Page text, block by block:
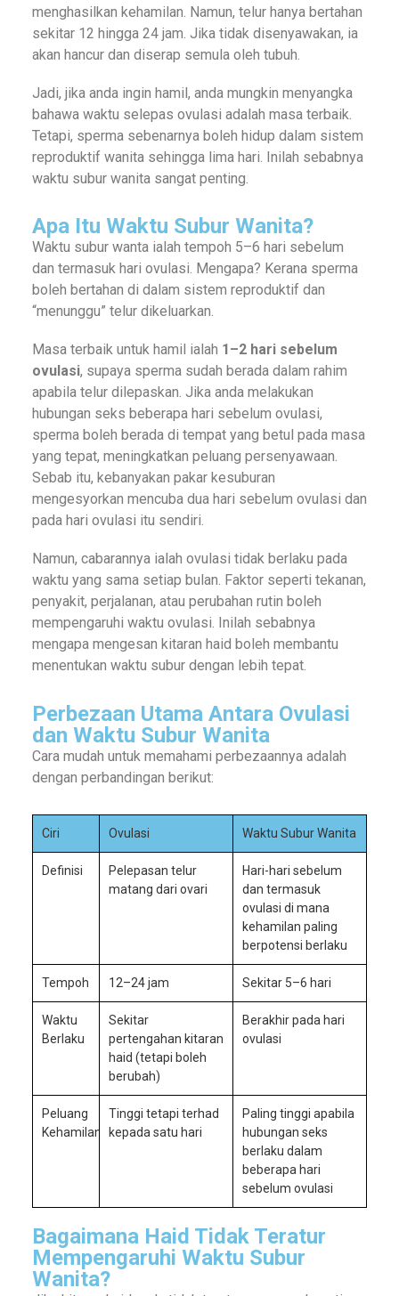
menghasilkan kehamilan. Namun, telur hanya bertahan
sekitar 12 hingga 24 jam. Jika tidak disenyawakan, ia
akan hancur dan diserap semula oleh tubuh.
Jadi, jika anda ingin hamil, anda mungkin menyangka
bahawa waktu selepas ovulasi adalah masa terbaik.
Tetapi, sperma sebenarnya boleh hidup dalam sistem
reproduktif wanita sehingga lima hari. Inilah sebabnya
waktu subur wanita sangat penting.
Apa Itu Waktu Subur Wanita?
Waktu subur wanta ialah tempoh 5–6 hari sebelum
dan termasuk hari ovulasi. Mengapa? Kerana sperma
boleh bertahan di dalam sistem reproduktif dan
“menunggu” telur dikeluarkan.
Masa terbaik untuk hamil ialah 1–2 hari sebelum
ovulasi, supaya sperma sudah berada dalam rahim
apabila telur dilepaskan. Jika anda melakukan
hubungan seks beberapa hari sebelum ovulasi,
sperma boleh berada di tempat yang betul pada masa
yang tepat, meningkatkan peluang persenyawaan.
Sebab itu, kebanyakan pakar kesuburan
mengesyorkan mencuba dua hari sebelum ovulasi dan
pada hari ovulasi itu sendiri.
Namun, cabarannya ialah ovulasi tidak berlaku pada
waktu yang sama setiap bulan. Faktor seperti tekanan,
penyakit, perjalanan, atau perubahan rutin boleh
mempengaruhi waktu ovulasi. Inilah sebabnya
mengapa mengesan kitaran haid boleh membantu
menentukan waktu subur dengan lebih tepat.
Perbezaan Utama Antara Ovulasi
dan Waktu Subur Wanita
Cara mudah untuk memahami perbezaannya adalah
dengan perbandingan berikut:
Ciri Ovulasi Waktu Subur Wanita
Definisi
Pelepasan telur
matang dari ovari
Hari-hari sebelum
dan termasuk
ovulasi di mana
kehamilan paling
berpotensi berlaku
Tempoh 12–24 jam Sekitar 5–6 hari
Waktu
Berlaku
Sekitar
pertengahan kitaran
haid (tetapi boleh
berubah)
Berakhir pada hari
ovulasi
Peluang
Kehamilan
Tinggi tetapi terhad
kepada satu hari
Paling tinggi apabila
hubungan seks
berlaku dalam
beberapa hari
sebelum ovulasi
Bagaimana Haid Tidak Teratur
Mempengaruhi Waktu Subur
Wanita?